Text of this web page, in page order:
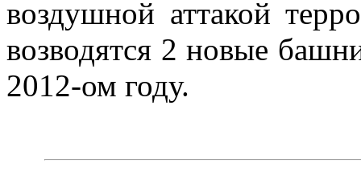
воздушной аттакой
возводятся 2 новые
2012-ом году.